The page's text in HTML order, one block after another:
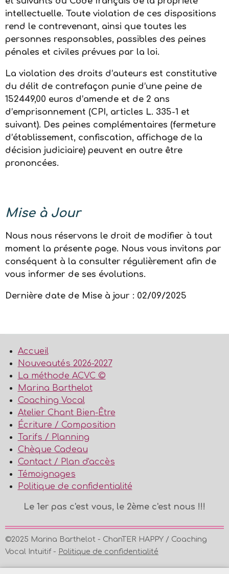
intellectuelle. Toute violation de ces dispositions
rend le contrevenant, ainsi que toutes les
personnes responsables, passibles des peines
pénales et civiles prévues par la loi.
La violation des droits d’auteurs est constitutive
du délit de contrefaçon punie d’une peine de
152449,00 euros d’amende et de 2 ans
d’emprisonnement (CPI, articles L. 335-1 et
suivant). Des peines complémentaires (fermeture
d’établissement, confiscation, affichage de la
décision judiciaire) peuvent en outre être
prononcées.
Mise à Jour
Nous nous réservons le droit de modifier à tout
moment la présente page. Nous vous invitons par
conséquent à la consulter régulièrement afin de
vous informer de ses évolutions.
Dernière date de Mise à jour : 02/09/2025
Accueil
Nouveautés 2026-2027
La méthode ACVC ©
Marina Barthelot
Coaching Vocal
Atelier Chant Bien-Être
Écriture / Composition
Tarifs / Planning
Chèque Cadeau
Contact / Plan d'accès
Témoignages
Politique de confidentialité
Le 1er pas c'est vous, le 2ème c'est nous !!!
©2025 Marina Barthelot - ChanTER HAPPY / Coaching
Vocal Intuitif - Politique de confidentialité